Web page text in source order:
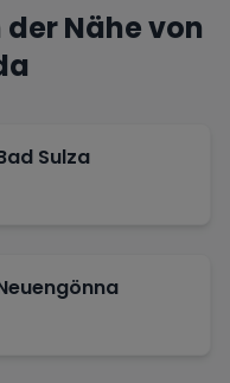
Nähe von
Sulza